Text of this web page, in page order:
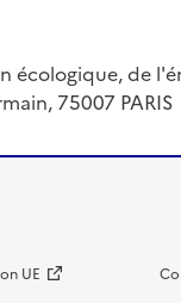
écologique, de
75007 PARIS
UE